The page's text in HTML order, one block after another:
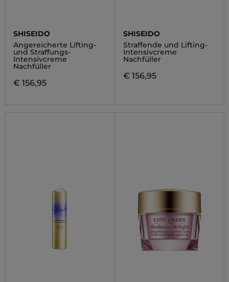
SHISEIDO
Angereicherte Lifting-
und Straffungs-
Intensivcreme
Nachfüller
€ 156,95
SHISEIDO
Straffende und Lifting-
Intensivcreme
Nachfüller
€ 156,95